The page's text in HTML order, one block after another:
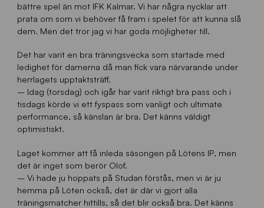
bättre spel än mot IFK Kalmar. Vi har några nycklar att
prata om som vi behöver få fram i spelet för att kunna slå
dem. Men det tror jag vi har goda möjligheter till.
Det har varit en bra träningsvecka som startade med
ledighet för damerna då man fick vara närvarande under
herrlagets upptaktsträff.
– Idag (torsdag) och igår har varit riktigt bra pass och i
tisdags körde vi ett fyspass som vanligt och ultimate
performance, så känslan är bra. Det känns väldigt
optimistiskt.
Laget kommer att få inleda säsongen på Lötens IP, men
det är inget som berör Olof.
– Vi hade ju hoppats på Studan förstås, men vi är ju
hemma på Löten också, det är där vi gjort alla
träningsmatcher hittills, så det blir också bra. Det känns